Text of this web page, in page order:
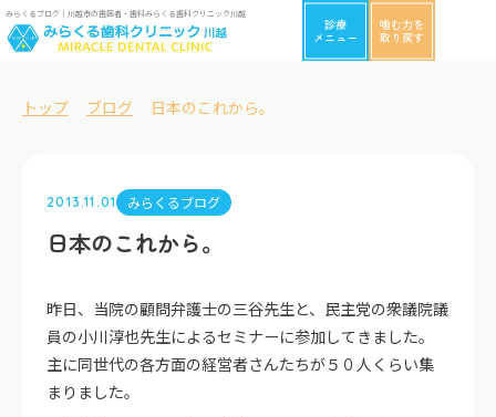
みらくるブログ｜川越市の歯医者・歯科みらくる歯科クリニック川越
診療
メニュー
噛む力を
取り戻す
トップ ブログ 日本のこれから。
2013.11.01 みらくるブログ
日本のこれから。
昨日、当院の顧問弁護士の三谷先生と、民主党の衆議院議
員の小川淳也先生によるセミナーに参加してきました。
主に同世代の各方面の経営者さんたちが５０人くらい集
まりました。